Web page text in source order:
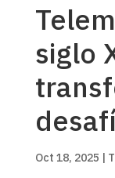
siglo
Oct 18, 2025 |